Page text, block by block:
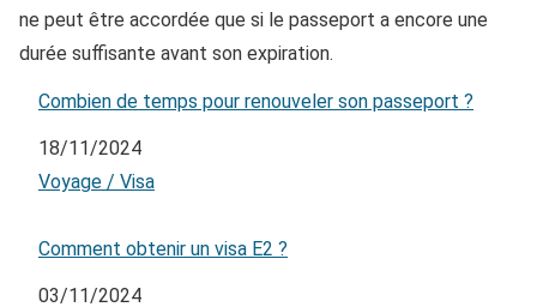
ne peut être accordée que si le passeport a encore une
durée suffisante avant son expiration.
Combien de temps pour renouveler son passeport ?
Date
18/11/2024
Par rapport à
Voyage / Visa
Comment obtenir un visa E2 ?
Date
03/11/2024